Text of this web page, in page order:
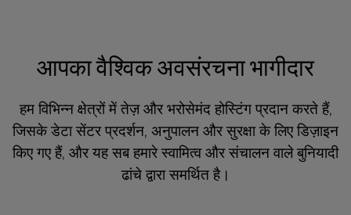
आपका वैश्विक अवसंरचना भागीदार
हम विभिन्न क्षेत्रों में तेज़ और भरोसेमंद होस्टिंग प्रदान करते हैं,
जिसके डेटा सेंटर प्रदर्शन, अनुपालन और सुरक्षा के लिए डिज़ाइन
किए गए हैं, और यह सब हमारे स्वामित्व और संचालन वाले बुनियादी
ढांचे द्वारा समर्थित है।